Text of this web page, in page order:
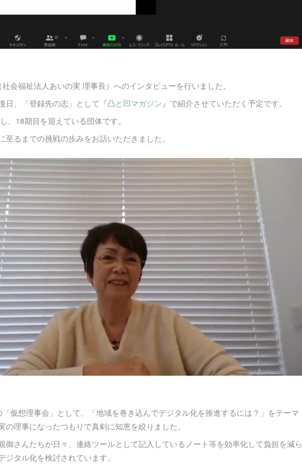
会福祉法人あいの実 理事長）へのインタビューを行いました。
日、「登録先の志」として『凸と凹マガジン』で紹介させていただく予定です。
、18期目を迎えている団体です。
るまでの挑戦の歩みをお話いただきました。
仮想理事会」として、「地域を巻き込んでデジタル化を推進するには？」をテーマ
の理事になったつもりで真剣に知恵を絞りました。
御さんたちが日々、連絡ツールとして記入しているノート等を効率化して負担を減ら
ジタル化を検討されています。